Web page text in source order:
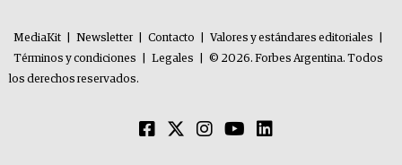
MediaKit Newsletter Contacto Valores y estándares editoriales
Términos y condiciones
Legales
© 2026. Forbes Argentina. Todos
los derechos reservados.